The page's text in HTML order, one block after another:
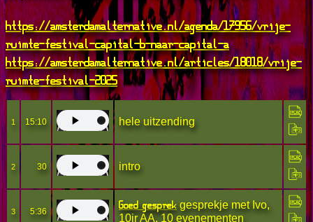
https://amsterdamalternative.nl/agenda/17956/vrije-
ruimte-festival-capital-b-naar-capital-a
https://amsterdamalternative.nl/articles/18018/vrije-
ruimte-festival-2025
1 15:10 hele uitzending
2 30 intro
3 5:36 Goed gesprek gesprekje met Ivo,
10jr AA, 10 evenementen